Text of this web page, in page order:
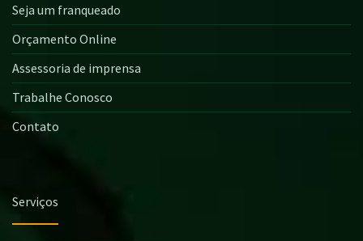
Seja um franqueado
Orçamento Online
Assessoria de imprensa
Trabalhe Conosco
Contato
Serviços